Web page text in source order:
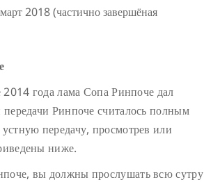
2018 (частично завершёная
2014 года лама Сопа Ринпоче дал
Ринпоче считалось полным
передачу, просмотрев или
ниже.
вы должны прослушать всю сутру